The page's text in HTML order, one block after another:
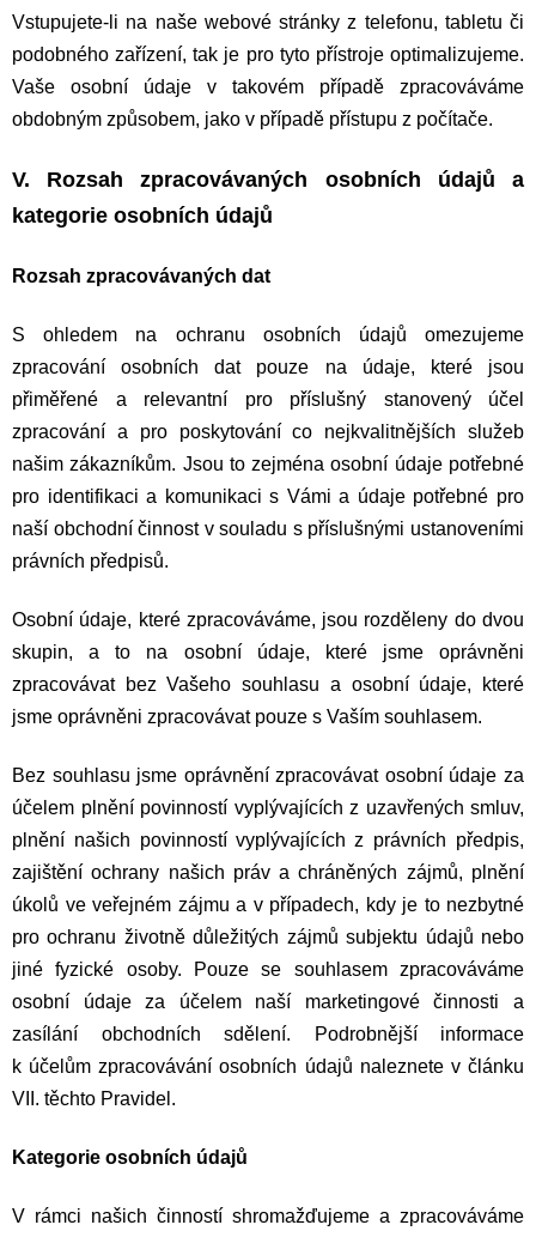
Vstupujete-li na naše webové stránky z telefonu, tabletu či
podobného zařízení, tak je pro tyto přístroje optimalizujeme.
Vaše osobní údaje v takovém případě zpracováváme
obdobným způsobem, jako v případě přístupu z počítače.
V. Rozsah zpracovávaných osobních údajů a
kategorie osobních údajů
Rozsah zpracovávaných dat
S ohledem na ochranu osobních údajů omezujeme
zpracování osobních dat pouze na údaje, které jsou
přiměřené a relevantní pro příslušný stanovený účel
zpracování a pro poskytování co nejkvalitnějších služeb
našim zákazníkům. Jsou to zejména osobní údaje potřebné
pro identifikaci a komunikaci s Vámi a údaje potřebné pro
naší obchodní činnost v souladu s příslušnými ustanoveními
právních předpisů.
Osobní údaje, které zpracováváme, jsou rozděleny do dvou
skupin, a to na osobní údaje, které jsme oprávněni
zpracovávat bez Vašeho souhlasu a osobní údaje, které
jsme oprávněni zpracovávat pouze s Vaším souhlasem.
Bez souhlasu jsme oprávnění zpracovávat osobní údaje za
účelem plnění povinností vyplývajících z uzavřených smluv,
plnění našich povinností vyplývajících z právních předpis,
zajištění ochrany našich práv a chráněných zájmů, plnění
úkolů ve veřejném zájmu a v případech, kdy je to nezbytné
pro ochranu životně důležitých zájmů subjektu údajů nebo
jiné fyzické osoby. Pouze se souhlasem zpracováváme
osobní údaje za účelem naší marketingové činnosti a
zasílání obchodních sdělení. Podrobnější informace
k účelům zpracovávání osobních údajů naleznete v článku
VII. těchto Pravidel.
Kategorie osobních údajů
V rámci našich činností shromažďujeme a zpracováváme